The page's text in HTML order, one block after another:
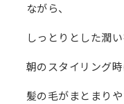
ながら、
しっとりとした潤
朝のスタイリング時
髪の毛がまとまり